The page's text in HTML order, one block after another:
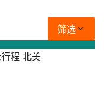
筛选